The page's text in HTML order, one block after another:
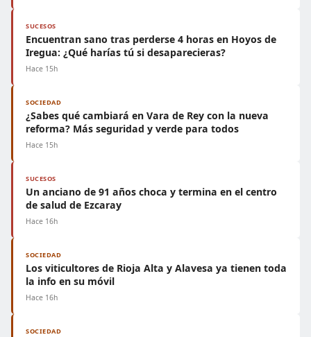
SUCESOS
Encuentran sano tras perderse 4 horas en Hoyos de
Iregua: ¿Qué harías tú si desaparecieras?
Hace 15h
SOCIEDAD
¿Sabes qué cambiará en Vara de Rey con la nueva
reforma? Más seguridad y verde para todos
Hace 15h
SUCESOS
Un anciano de 91 años choca y termina en el centro
de salud de Ezcaray
Hace 16h
SOCIEDAD
Los viticultores de Rioja Alta y Alavesa ya tienen toda
la info en su móvil
Hace 16h
SOCIEDAD